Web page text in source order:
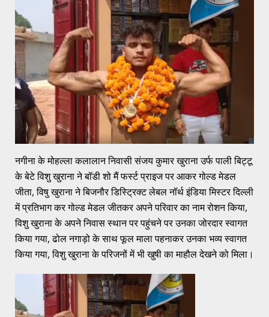
नगीना के मोहल्ला कलालान निवासी संजय कुमार खुराना उर्फ पाली बिट्टू
के बेटे विशु खुराना ने बॉडी शो मैं फर्स्ट प्राइज पर आकर गोल्ड मेडल
जीता, विषु खुराना ने बिजनौर डिस्ट्रिक्ट लेबल नॉर्थ इंडिया मिस्टर दिल्ली
में प्रतिभाग कर गोल्ड मेडल जीतकर अपने परिवार का नाम रोशन किया,
विशु खुराना के अपने निवास स्थान पर पहुंचने पर उनका जोरदार स्वागत
किया गया, ढोल नगाड़ो के साथ फूल माला पहनाकर उनका भव्य स्वागत
किया गया, विशु खुराना के परिजनों में भी खुषी का माहौल देखने को मिला।